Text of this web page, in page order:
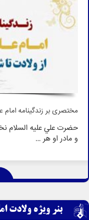
مختصری بر زندگینامه امام
حضرت علي علیه السلام
و مادر او هر …
بنر ویژه ولادت